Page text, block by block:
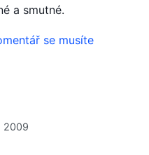
a smutné.
se musíte
2009